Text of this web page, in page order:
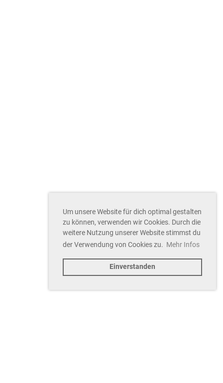
Um unsere Website für dich optimal gestalten
zu können, verwenden wir Cookies. Durch die
weitere Nutzung unserer Website stimmst du
der Verwendung von Cookies zu. Mehr Infos
Einverstanden